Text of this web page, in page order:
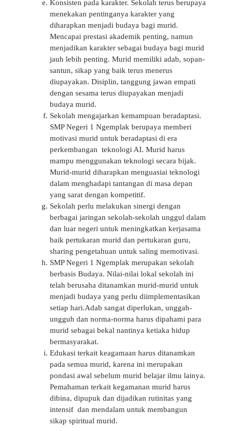
Konsisten pada karakter. Sekolah terus berupaya
menekakan pentinganya karakter yang
diharapkan menjadi budaya bagi murid.
Mencapai prestasi akademik penting, namun
menjadikan karakter sebagai budaya bagi murid
jauh lebih penting. Murid memiliki adab, sopan-
santun, sikap yang baik terus menerus
diupayakan. Disiplin, tanggung jawan empati
dengan sesama terus diupayakan menjadi
budaya murid.
Sekolah mengajarkan kemampuan beradaptasi.
SMP Negeri 1 Ngemplak berupaya memberi
motivasi murid untuk beradaptasi di era
perkembangan teknologi AI. Murid harus
mampu menggunakan teknologi secara bijak.
Murid-murid diharapkan menguasiai teknologi
dalam menghadapi tantangan di masa depan
yang sarat dengan kompetitif.
Sekolah perlu melakukan sinergi dengan
berbagai jaringan sekolah-sekolah unggul dalam
dan luar negeri untuk meningkatkan kerjasama
baik pertukaran murid dan pertukaran guru,
sharing pengetahuan untuk saling memotivasi.
SMP Negeri 1 Ngemplak merupakan sekolah
berbasis Budaya. Nilai-nilai lokal sekolah ini
telah berusaha ditanamkan murid-murid untuk
menjadi budaya yang perlu diimplementasikan
setiap hari.Adab sangat diperlukan, unggah-
ungguh dan norma-norma harus dipahami para
murid sebagai bekal nantinya ketiaka hidup
bermasyarakat.
Edukasi terkait keagamaan harus ditanamkan
pada semua murid, karena ini merupakan
pondasi awal sebelum murid belajar ilmu lainya.
Pemahaman terkait kegamanan murid harus
dibina, dipupuk dan dijadikan rutinitas yang
intensif dan mendalam untuk membangun
sikap spiritual murid.